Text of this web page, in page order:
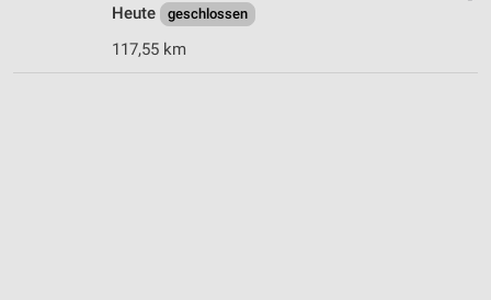
Heute
geschlossen
117,55 km